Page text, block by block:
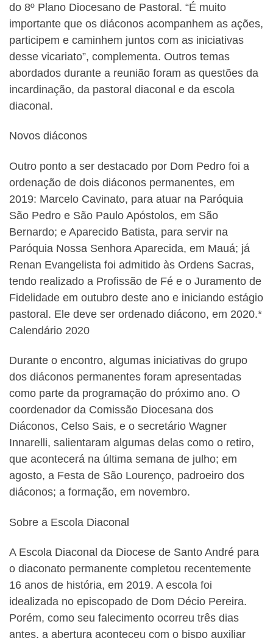
do 8º Plano Diocesano de Pastoral. “É muito
importante que os diáconos acompanhem as ações,
participem e caminhem juntos com as iniciativas
desse vicariato”, complementa. Outros temas
abordados durante a reunião foram as questões da
incardinação, da pastoral diaconal e da escola
diaconal.
Novos diáconos
Outro ponto a ser destacado por Dom Pedro foi a
ordenação de dois diáconos permanentes, em
2019: Marcelo Cavinato, para atuar na Paróquia
São Pedro e São Paulo Apóstolos, em São
Bernardo; e Aparecido Batista, para servir na
Paróquia Nossa Senhora Aparecida, em Mauá; já
Renan Evangelista foi admitido às Ordens Sacras,
tendo realizado a Profissão de Fé e o Juramento de
Fidelidade em outubro deste ano e iniciando estágio
pastoral. Ele deve ser ordenado diácono, em 2020.*
Calendário 2020
Durante o encontro, algumas iniciativas do grupo
dos diáconos permanentes foram apresentadas
como parte da programação do próximo ano. O
coordenador da Comissão Diocesana dos
Diáconos, Celso Sais, e o secretário Wagner
Innarelli, salientaram algumas delas como o retiro,
que acontecerá na última semana de julho; em
agosto, a Festa de São Lourenço, padroeiro dos
diáconos; a formação, em novembro.
Sobre a Escola Diaconal
A Escola Diaconal da Diocese de Santo André para
o diaconato permanente completou recentemente
16 anos de história, em 2019. A escola foi
idealizada no episcopado de Dom Décio Pereira.
Porém, como seu falecimento ocorreu três dias
antes, a abertura aconteceu com o bispo auxiliar